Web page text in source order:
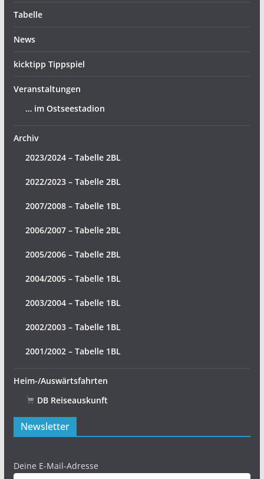
Tabelle
News
kicktipp Tippspiel
Veranstaltungen
… im Ostseestadion
Archiv
2023/2024 – Tabelle 2BL
2022/2023 – Tabelle 2BL
2007/2008 – Tabelle 1BL
2006/2007 – Tabelle 2BL
2005/2006 – Tabelle 2BL
2004/2005 – Tabelle 1BL
2003/2004 – Tabelle 1BL
2002/2003 – Tabelle 1BL
2001/2002 – Tabelle 1BL
Heim-/Auswärtsfahrten
DB Reiseauskunft
Newsletter
Deine E-Mail-Adresse